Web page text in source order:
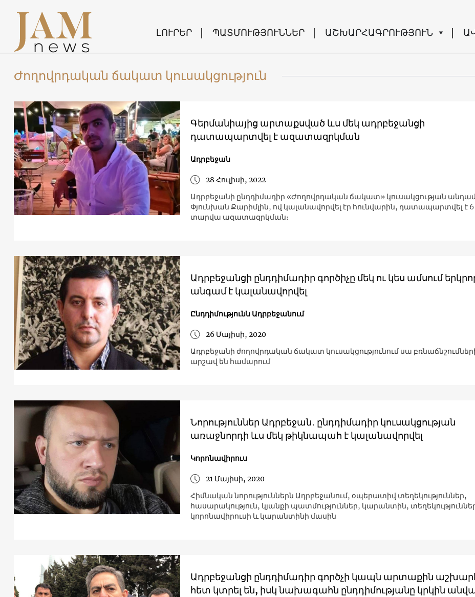
ԼՈՒՐԵՐ ՊԱՏՄՈՒԹՅՈՒՆՆԵՐ ԱՇԽԱՐՀԱԳՐՈՒԹՅՈՒՆ
Ժողովրդական ճակատ կուսակցություն
Գերմանիայից արտաքսված ևս մեկ ադրբեջանցի
դատապարտվել է ազատազրկման
Ադրբեջան
28 Հուլիսի, 2022
Ադրբեջանի ընդդիմադիր «Ժողովրդական ճակատ» կուսակցության
Փյունխան Քարիմլին, ով կալանավորվել էր հունվարին, դատապարտվել է 6
տարվա ազատազրկման։
Ադրբեջանցի ընդդիմադիր գործիչը մեկ ու կես ամսում
անգամ է կալանավորվել
Ընդդիմությունն Ադրբեջանում
26 Մայիսի, 2020
Ադրբեջանի ժողովրդական ճակատ կուսակցությունում սա
արշավ են համարում
Նորություններ Ադրբեջան․ ընդդիմադիր կուսակցության
առաջնորդի ևս մեկ թիկնապահ է կալանավորվել
Կորոնավիրուս
21 Մայիսի, 2020
Հիմնական նորություններն Ադրբեջանում, օպերատիվ տեղեկություններ,
հասարակություն, կյանքի պատմություններ, կարանտին,
կորոնավիրուսի և կարանտինի մասին
Ադրբեջանցի ընդդիմադիր գործչի կապն արտաքին
հետ կտրել են, իսկ նախագահն ընդդիմությանը կրկին